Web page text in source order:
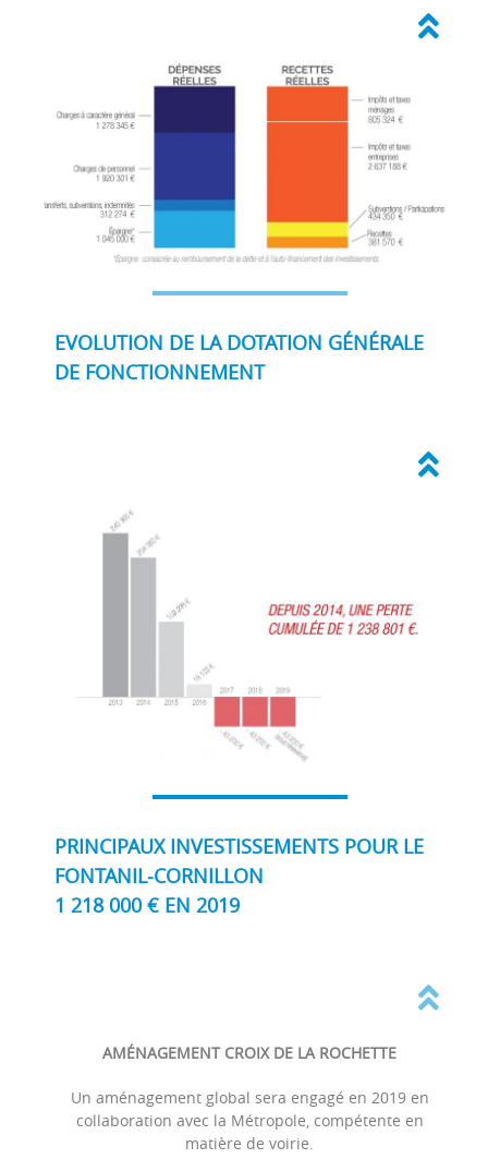
EVOLUTION DE LA DOTATION GÉNÉRALE
DE FONCTIONNEMENT
PRINCIPAUX INVESTISSEMENTS POUR LE
FONTANIL-CORNILLON
1 218 000 € EN 2019
AMÉNAGEMENT CROIX DE LA ROCHETTE
Un aménagement global sera engagé en 2019 en
collaboration avec la Métropole, compétente en
matière de voirie.